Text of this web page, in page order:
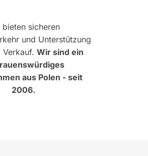
bieten sicheren
und Unterstützung
Verkauf. Wir sind ein
aus Polen - seit
2006.